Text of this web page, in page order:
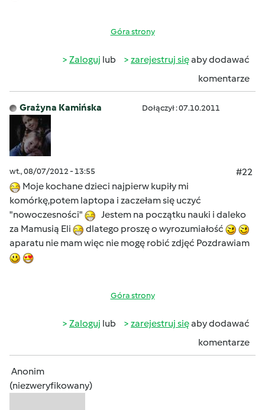
Góra strony
Zaloguj lub zarejestruj sięaby dodawać
komentarze
Grażyna Kamińska Dołączył : 07.10.2011
wt., 08/07/2012 - 13:55
#22
Moje kochane dzieci najpierw kupiły mi
komórkę,potem laptopa i zaczełam się uczyć
"nowoczesności"
Jestem na początku nauki i daleko
za Mamusią Eli
dlatego proszę o wyrozumiałość
aparatu nie mam więc nie mogę robić zdjęć Pozdrawiam
Góra strony
Zaloguj lub zarejestruj sięaby dodawać
komentarze
Anonim
(niezweryfikowany)